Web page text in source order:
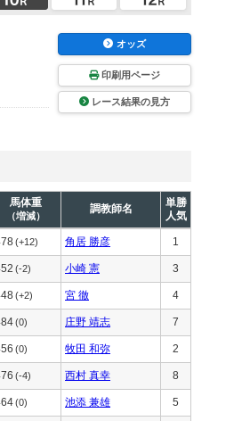
オッズ
印刷用ページ
レース結果の見方
馬体重
（増減）
調教師名
単勝
人気
(+12) 角居 勝彦 1
(-2) 小崎 憲 3
(+2) 宮 徹 4
(0) 庄野 靖志 7
(0) 牧田 和弥 2
(-4) 西村 真幸 8
(0) 池添 兼雄 5